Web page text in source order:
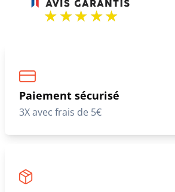
Paiement sécurisé
3X avec frais de 5€